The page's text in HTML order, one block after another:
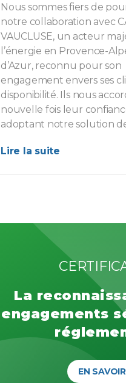
Nous sommes fiers de
notre collaboration avec
VAUCLUSE, un acteur
l’énergie en Provence-
d’Azur, reconnu pour son
engagement envers ses
disponibilité. Ils nous
nouvelle fois leur
adoptant notre solution
Lire la suite
La
engagements
EN